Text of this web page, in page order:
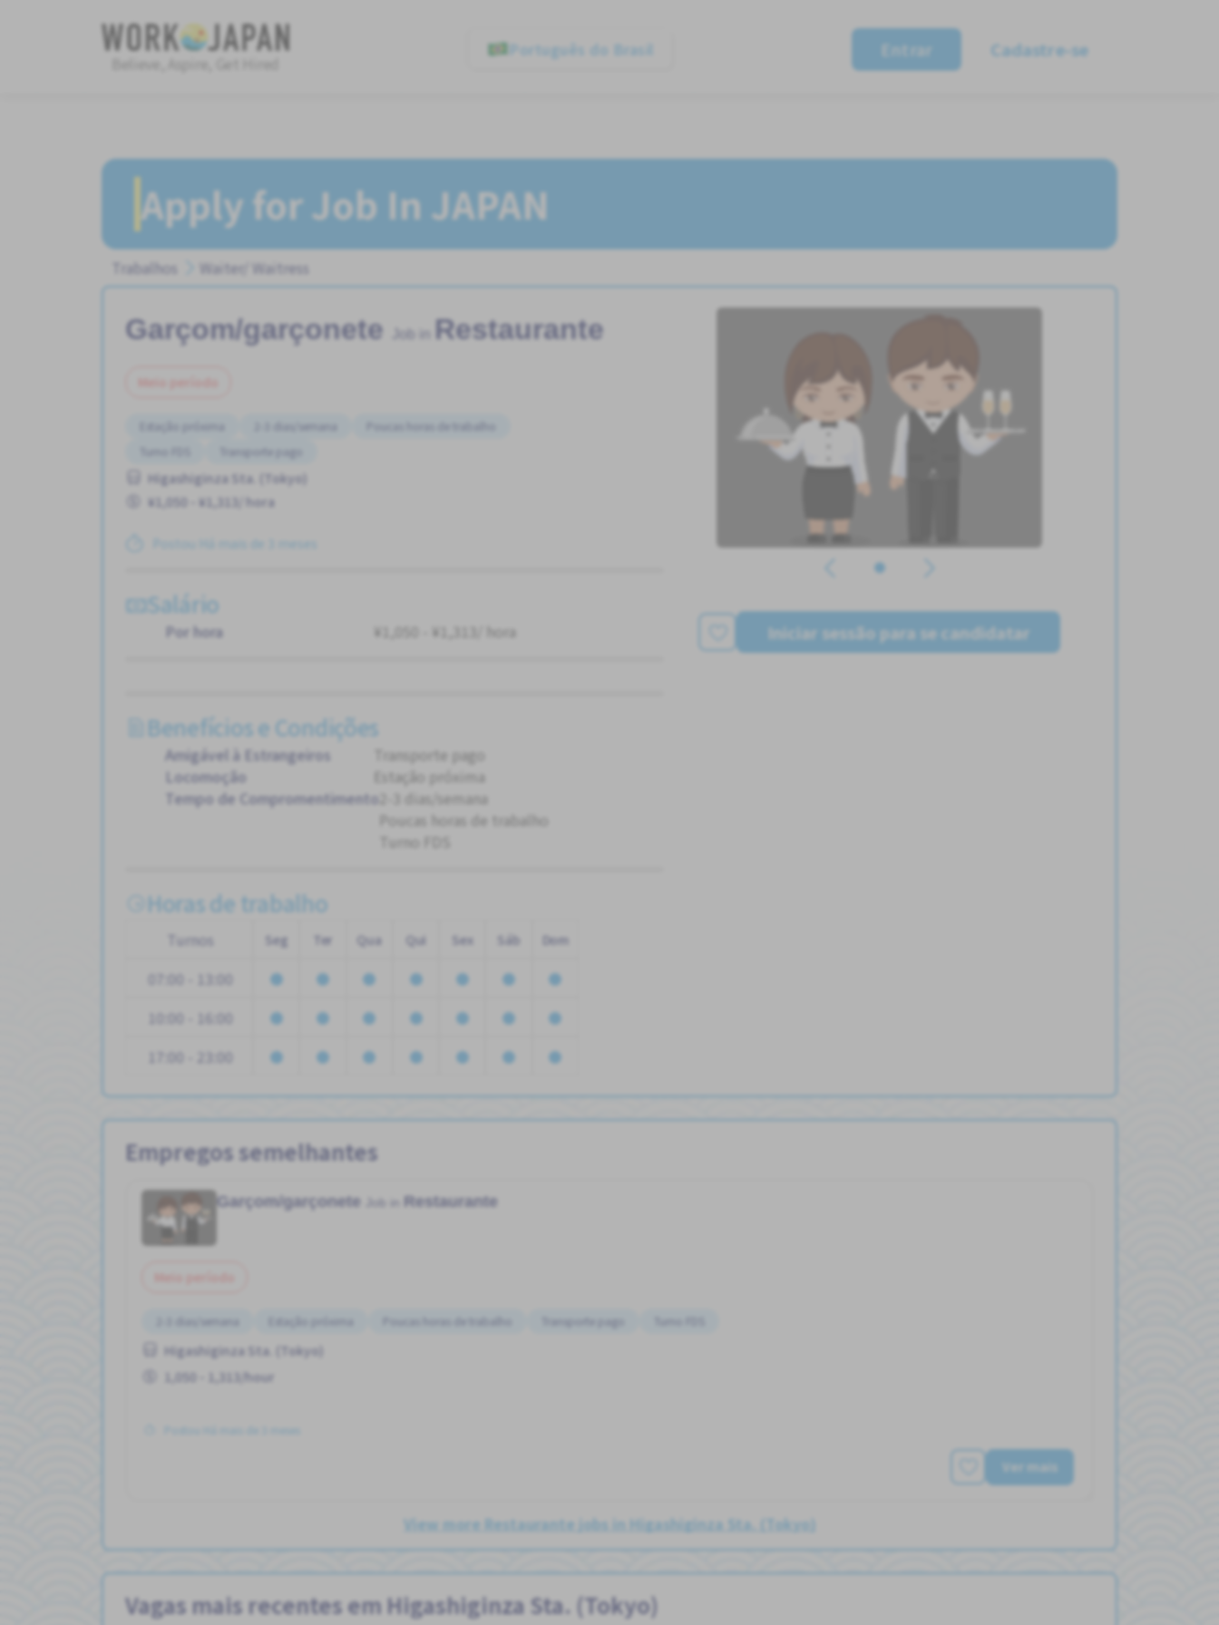
Believe, Aspire, Get Hired
Português do Brasil Entrar Cadastre-se
Apply for Job In JAPAN
Trabalhos Waiter/ Waitress
Garçom/garçonete Restaurante
2-3 dias/semana
Poucas horas de trabalho
Transporte pago
Higashiginza Sta. (Tokyo)
¥1,050 - ¥1,313/ hora
Postou Há mais de 3 meses
Salário
Por hora ¥1,050 - ¥1,313/ hora
Benefícios e Condições
Amigável à Estrangeiros
Transporte pago
Locomoção
Estação próxima
Tempo de Compromentimento 2-3 dias/semana
Poucas horas de trabalho
Turno FDS
Horas de trabalho
Turnos Seg Ter Qua Qui Sex Sáb Dom
07:00 - 13:00
10:00 - 16:00
17:00 - 23:00
Iniciar sessão para se candidatar
Empregos semelhantes
Garçom/garçonete Restaurante
2-3 dias/semana Poucas horas de trabalho Transporte pago
Higashiginza Sta. (Tokyo)
1,050 - 1,313/hour
Ver mais
View more Restaurante jobs in Higashiginza Sta. (Tokyo)
Vagas mais recentes em Higashiginza Sta. (Tokyo)